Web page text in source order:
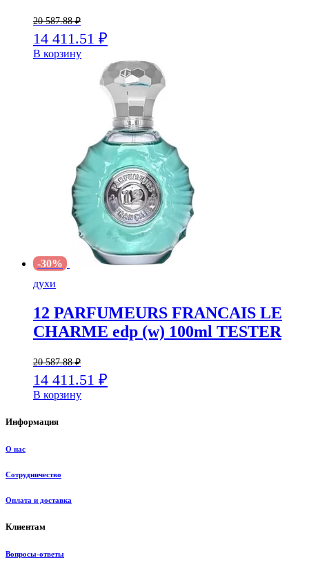
20 587.88₽
14 411.51 ₽
В корзину
-30%
духи
12 PARFUMEURS FRANCAIS LE
CHARME edp (w) 100ml TESTER
20 587.88₽
14 411.51 ₽
В корзину
Информация
О нас
Сотрудничество
Оплата и доставка
Клиентам
Вопросы-ответы